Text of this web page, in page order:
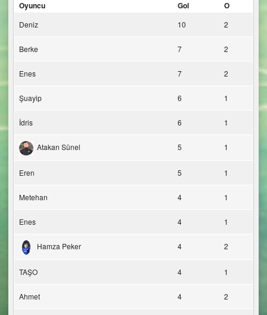
Oyuncu
Gol O
Deniz 10 2
Berke 7 2
Enes 7 2
Şuayip 6 1
İdris 6 1
Atakan Sünel 5 1
Eren 5 1
Metehan 4 1
Enes 4 1
Hamza Peker 4 2
TAŞO 4 1
Ahmet 4 2